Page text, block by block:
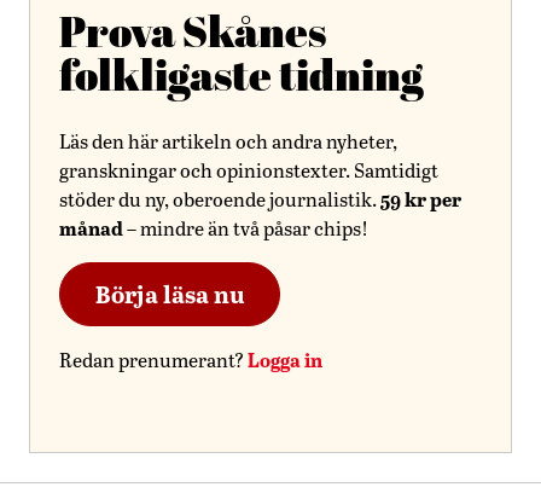
Prova Skånes
folkligaste tidning
Läs den här artikeln och andra nyheter,
granskningar och opinionstexter. Samtidigt
stöder du ny, oberoende journalistik.59 kr per
månad– mindre än två påsar chips!
Börja läsa nu
Redan prenumerant?Logga in